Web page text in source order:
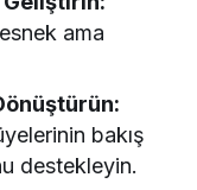
ama
bakış
destekleyin.